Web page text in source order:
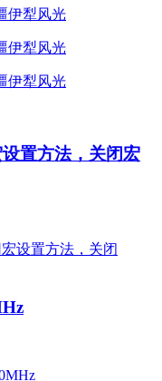
置方法，关闭宏